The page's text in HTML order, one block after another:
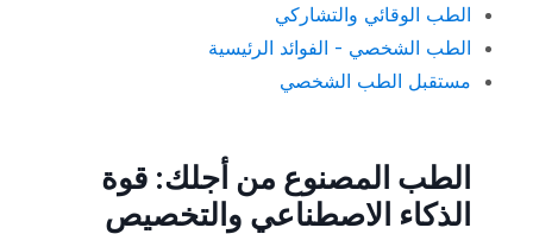
الطب الوقائي والتشاركي
الطب الشخصي - الفوائد الرئيسية
مستقبل الطب الشخصي
الطب المصنوع من أجلك: قوة
الذكاء الاصطناعي والتخصيص